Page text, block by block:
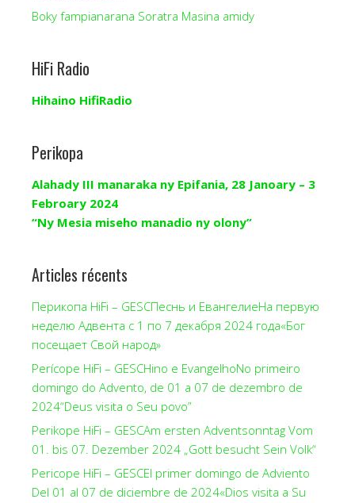
Boky fampianarana Soratra Masina amidy
HiFi Radio
Hihaino HifiRadio
Perikopa
Alahady III manaraka ny Epifania, 28 Janoary – 3
Febroary 2024
“Ny Mesia miseho manadio ny olony”
Articles récents
Перикопа HiFi – GESCПеснь и ЕвангелиеНа первую
неделю Адвента с 1 по 7 декабря 2024 года«Бог
посещает Свой народ»
Perícope HiFi – GESCHino e EvangelhoNo primeiro
domingo do Advento, de 01 a 07 de dezembro de
2024“Deus visita o Seu povo”
Perikope HiFi – GESCAm ersten Adventsonntag Vom
01. bis 07. Dezember 2024 „Gott besucht Sein Volk“
Pericope HiFi – GESCEl primer domingo de Adviento
Del 01 al 07 de diciembre de 2024«Dios visita a Su